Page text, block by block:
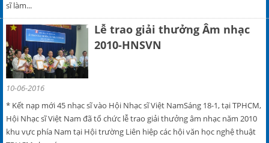
sĩ làm...
Lễ trao giải thưởng Âm nhạc
2010-HNSVN
10-06-2016
* Kết nạp mới 45 nhạc sĩ vào Hội Nhạc sĩ Việt NamSáng 18-1, tại TPHCM,
Hội Nhạc sĩ Việt Nam đã tổ chức lễ trao giải thưởng âm nhạc năm 2010
khu vực phía Nam tại Hội trường Liên hiệp các hội văn học nghệ thuật